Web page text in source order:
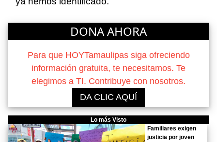
DONA AHORA
Para que HOYTamaulipas siga ofreciendo
información gratuita, te necesitamos. Te
elegimos a TI. Contribuye con nosotros.
DA CLIC AQUÍ
Lo más Visto
Familiares exigen
justicia por joven